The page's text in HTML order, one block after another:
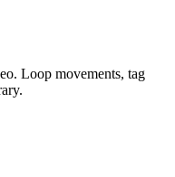
Loop movements, tag